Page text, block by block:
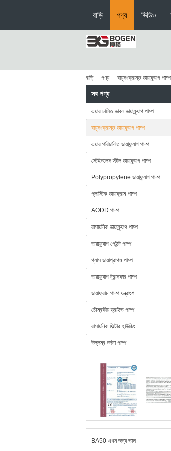
বাড়ি পণ্য ভিডিও
বাড়ি পণ্য বায়ুসংক্রান্ত ডায়াফ্র্যাগ পাম্প
সব পণ্য
এয়ার চালিত ডাবল ডায়াফ্র্যাগ পাম্প
বায়ুসংক্রান্ত ডায়াফ্র্যাগ পাম্প
এয়ার পরিচালিত ডায়াফ্র্যাগ পাম্প
স্টেইনলেস স্টীল ডায়াফ্র্যাগ পাম্প
Polypropylene ডায়াফ্র্যাগ পাম্প
প্লাস্টিক ডায়াফ্রাম পাম্প
AODD পাম্প
রাসায়নিক ডায়াফ্র্যাগ পাম্প
ডায়াফ্র্যাগ পেইন্ট পাম্প
গ্যাস ডায়াপ্রাগম পাম্প
ডায়াফ্র্যাগ ট্রান্সফার পাম্প
ডায়াফ্রাম পাম্প যন্ত্রাংশ
চৌম্বকীয় ড্রাইভ পাম্প
রাসায়নিক ফিল্টার হাউজিং
উল্লম্ব নর্দমা পাম্প
BA50 এখন জন্য ভাল